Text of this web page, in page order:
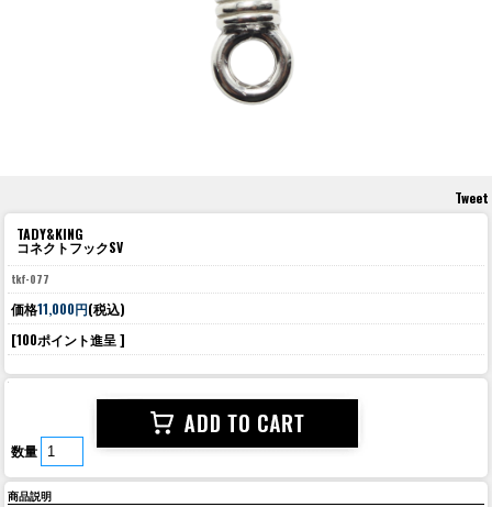
Tweet
TADY&KING
コネクトフックSV
tkf-077
価格11,000円(税込)
[100ポイント進呈 ]
数量
商品説明